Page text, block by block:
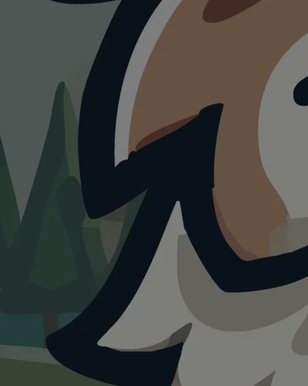
Freiland-
Grenzmuseum
Heute ist ein guter Tagfür Freiland-
Grenzmuseum Sorge.
11°C und trocken. Gute Bedingungen für euren